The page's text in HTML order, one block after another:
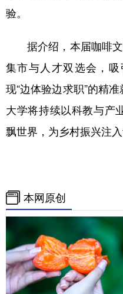
验。
据介绍，本届咖啡文
集市与人才双选会，
现“边体验边求职”的精
大学将持续以科教与产
飘世界，为乡村振兴注
本网原创